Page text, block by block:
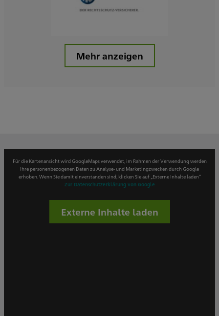
Mehr anzeigen
Für die Kartenansicht wird GoogleMaps verwendet, im Rahmen der Verwendung werden
ihre personenbezogenen Daten zu Analyse- und Marketingzwecken durch Google
erhoben. Wenn Sie damit einverstanden sind, klicken Sie auf „Externe Inhalte laden“
Zur Datenschutzerklärung von Google
Externe Inhalte laden